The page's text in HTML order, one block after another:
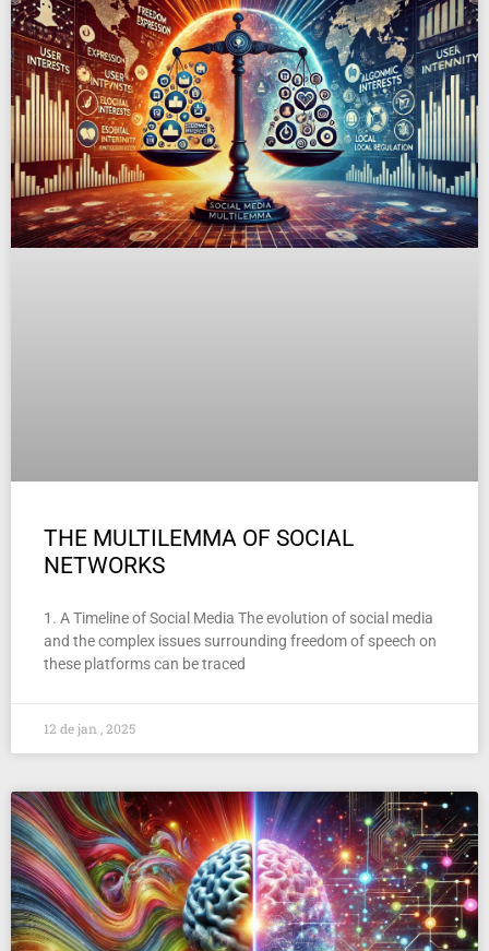
THE MULTILEMMA OF SOCIAL
NETWORKS
1. A Timeline of Social Media The evolution of social media
and the complex issues surrounding freedom of speech on
these platforms can be traced
12 de jan , 2025